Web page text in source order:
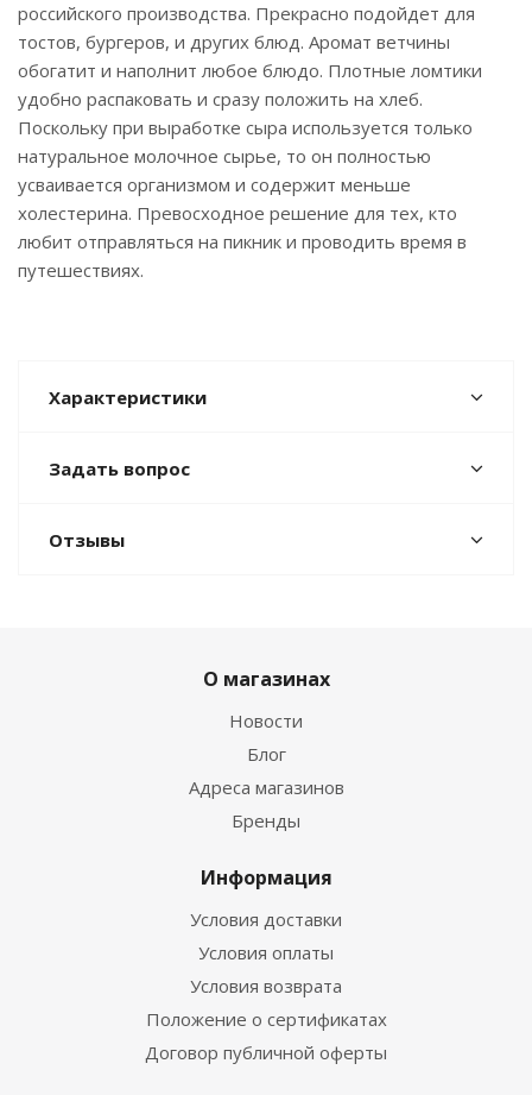
российского производства. Прекрасно подойдет для
тостов, бургеров, и других блюд. Аромат ветчины
обогатит и наполнит любое блюдо. Плотные ломтики
удобно распаковать и сразу положить на хлеб.
Поскольку при выработке сыра используется только
натуральное молочное сырье, то он полностью
усваивается организмом и содержит меньше
холестерина. Превосходное решение для тех, кто
любит отправляться на пикник и проводить время в
путешествиях.
Характеристики
Задать вопрос
Отзывы
О магазинах
Новости
Блог
Адреса магазинов
Бренды
Информация
Условия доставки
Условия оплаты
Условия возврата
Положение о сертификатах
Договор публичной оферты